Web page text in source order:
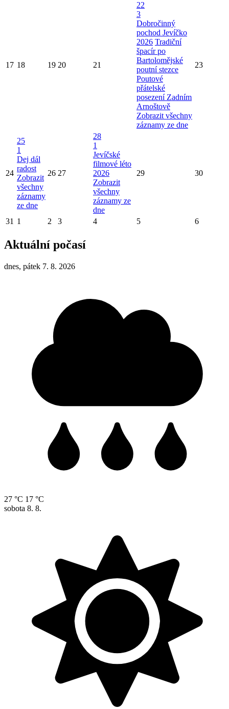
17 18 19 20 21
22
3
Dobročinný
pochod Jevíčko
2026 Tradiční
špacír po
Bartolomějské
poutní stezce
Poutové
přátelské
posezení Zadním
Arnoštově
Zobrazit všechny
záznamy ze dne
23
24
25
1
Dej dál
radost
Zobrazit
všechny
záznamy
ze dne
26 27
28
1
Jevíčské
filmové léto
2026
Zobrazit
všechny
záznamy ze
dne
29 30
31 1 2 3 4 5 6
Aktuální počasí
dnes, pátek 7. 8. 2026
27 °C 17 °C
sobota 8. 8.